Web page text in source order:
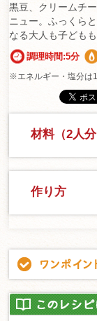
黒豆、クリームチ
ニュー。ふっくら
なる大人も子ども
調理時間:5分
※エネルギー・塩分は
材料（2人分
作り方